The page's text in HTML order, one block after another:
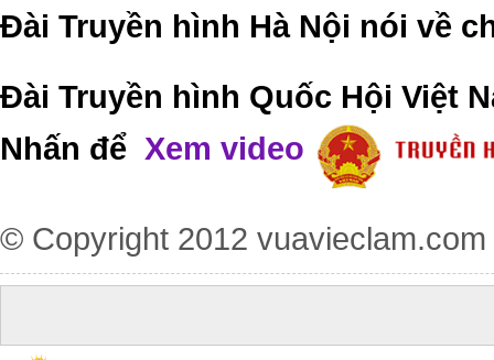
Đài Truyền hình Hà Nội nói về
Đài Truyền hình Quốc Hội Việt
Nhấn để Xem video
© Copyright 2012 vuavieclam.com